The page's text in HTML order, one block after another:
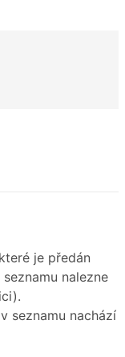
je předán
nalezne
seznamu nachází